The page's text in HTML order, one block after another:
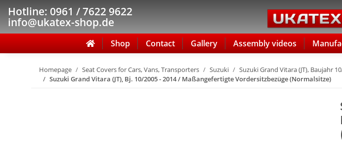
Hotline: 0961 / 7622 9622
info@ukatex-shop.de
Shop Contact Gallery Assembly videos
Homepage Seat Covers for Cars, Vans, Transporters Suzuki
Suzuki Grand Vitara (JT), Baujahr
Suzuki Grand Vitara (JT), Bj. 10/2005 - 2014 / Maßangefertigte Vordersitzbezüge (Normalsitze)